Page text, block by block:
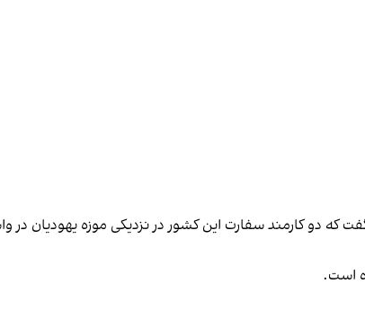
که دو کارمند سفارت این کشور در نزدیکی موزه یهودیان در
است.